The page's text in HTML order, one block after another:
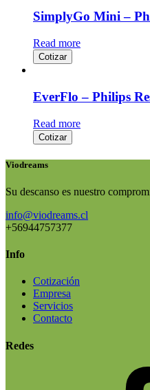
SimplyGo Mini –
Read more
Cotizar
EverFlo – Philips
Read more
Cotizar
Viodreams
Su descanso es nuestro
info@viodreams.cl
+56944757377
Info
Cotización
Empresa
Servicios
Contacto
Redes